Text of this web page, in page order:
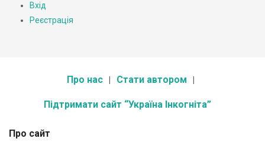
Вхід
Реєстрація
Про нас Стати автором
Підтримати сайт “Україна Інкогніта”
Про сайт